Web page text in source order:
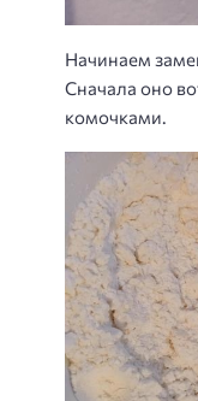
Начинаем
Сначала оно
комочками.